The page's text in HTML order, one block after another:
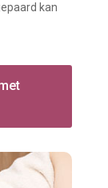
kan